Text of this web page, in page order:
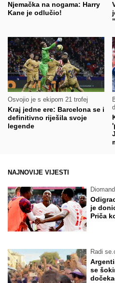
Njemačka na nogama: Harry
Kane je odlučio!
Osvojio je s ekipom 21 trofej
Kraj jedne ere: Barcelona se i
definitivno riješila svoje
legende
NAJNOVIJE VIJESTI
je
Priča
Radi
se